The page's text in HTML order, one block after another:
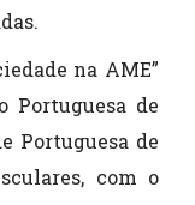
na AME”
Portuguesa de
Portuguesa de
com o